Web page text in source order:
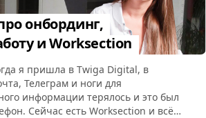
онбординг,
и Worksection
я пришла в Twiga Digital, в
Телеграм и ноги для
информации терялось и это был
Сейчас есть Worksection и всё